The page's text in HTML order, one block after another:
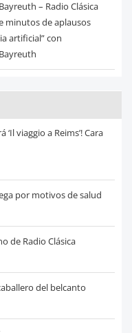
– Radio Clásica
minutos de aplausos
artificial” con
‘Il viaggio a Reims’! Cara
por motivos de salud
de Radio Clásica
del belcanto